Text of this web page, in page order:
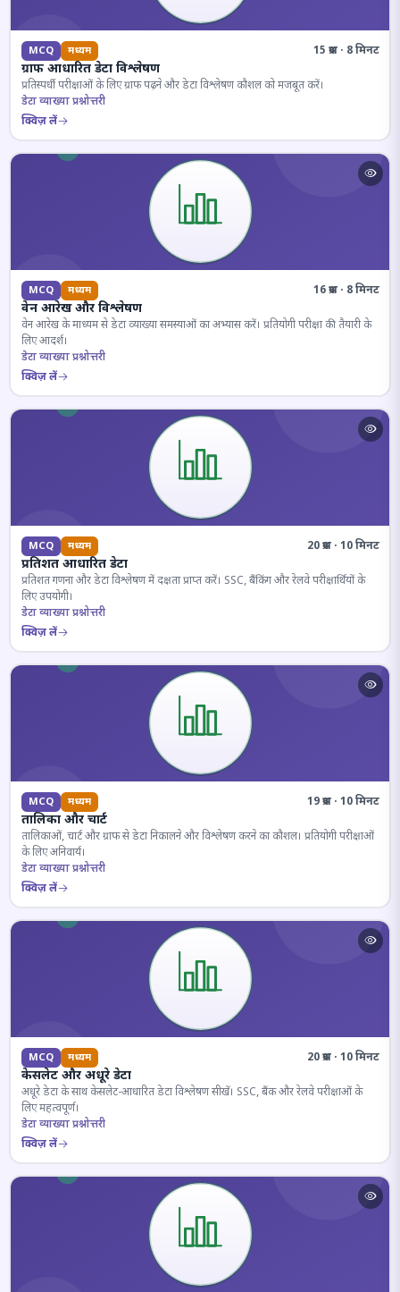
MCQ मध्यम 15 प्रश्न · 8 मिनट
ग्राफ आधारित डेटा विश्लेषण
प्रतिस्पर्धी परीक्षाओं के लिए ग्राफ पढ़ने और डेटा विश्लेषण कौशल को मजबूत करें।
डेटा व्याख्या प्रश्नोत्तरी
क्विज़ लें
MCQ मध्यम 16 प्रश्न · 8 मिनट
वेन आरेख और विश्लेषण
वेन आरेख के माध्यम से डेटा व्याख्या समस्याओं का अभ्यास करें। प्रतियोगी परीक्षा की तैयारी के
लिए आदर्श।
डेटा व्याख्या प्रश्नोत्तरी
क्विज़ लें
MCQ मध्यम 20 प्रश्न · 10 मिनट
प्रतिशत आधारित डेटा
प्रतिशत गणना और डेटा विश्लेषण में दक्षता प्राप्त करें। SSC, बैंकिंग और रेलवे परीक्षार्थियों के
लिए उपयोगी।
डेटा व्याख्या प्रश्नोत्तरी
क्विज़ लें
MCQ मध्यम 19 प्रश्न · 10 मिनट
तालिका और चार्ट
तालिकाओं, चार्ट और ग्राफ से डेटा निकालने और विश्लेषण करने का कौशल। प्रतियोगी परीक्षाओं
के लिए अनिवार्य।
डेटा व्याख्या प्रश्नोत्तरी
क्विज़ लें
MCQ मध्यम 20 प्रश्न · 10 मिनट
केसलेट और अधूरे डेटा
अधूरे डेटा के साथ केसलेट-आधारित डेटा विश्लेषण सीखें। SSC, बैंक और रेलवे परीक्षाओं के
लिए महत्वपूर्ण।
डेटा व्याख्या प्रश्नोत्तरी
क्विज़ लें